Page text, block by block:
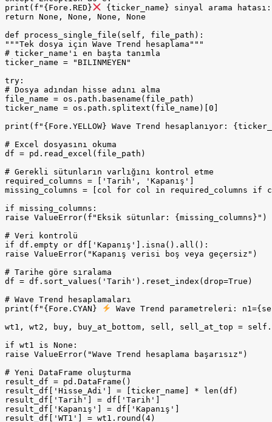
print(f"{Fore.RED}
{ticker_name} sinyal arama
return None, None, None, None
def process_single_file(self, file_path):
"""Tek dosya için Wave Trend hesaplama"""
# ticker_name'i en başta tanımla
ticker_name = "BILINMEYEN"
try:
# Dosya adından hisse adını alma
file_name = os.path.basename(file_path)
ticker_name = os.path.splitext(file_name)[0]
print(f"{Fore.YELLOW} Wave Trend hesaplanıyor:
# Excel dosyasını okuma
df = pd.read_excel(file_path)
# Gerekli sütunların varlığını kontrol etme
required_columns = ['Tarih', 'Kapanış']
missing_columns = [col for col in required_columns if
if missing_columns:
raise ValueError(f"Eksik sütunlar: {missing_columns}")
# Veri kontrolü
if df.empty or df['Kapanış'].isna().all():
raise ValueError("Kapanış verisi boş veya geçersiz")
# Tarihe göre sıralama
df = df.sort_values('Tarih').reset_index(drop=True)
# Wave Trend hesaplamaları
print(f"{Fore.CYAN}
Wave Trend parametreleri:
wt1, wt2, buy, buy_at_bottom, sell, sell_at_top =
if wt1 is None:
raise ValueError("Wave Trend hesaplama başarısız")
# Yeni DataFrame oluşturma
result_df = pd.DataFrame()
result_df['Hisse_Adi'] = [ticker_name] * len(df)
result_df['Tarih'] = df['Tarih']
result_df['Kapanış'] = df['Kapanış']
result_df['WT1'] = wt1.round(4)